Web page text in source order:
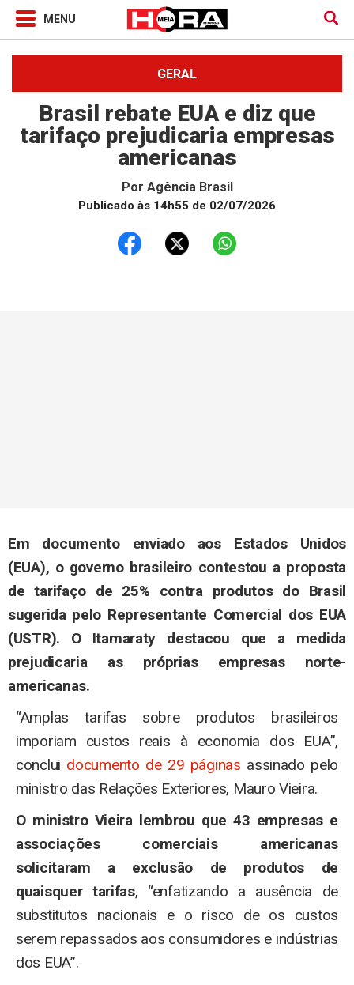
GERAL
Brasil rebate EUA e diz que
tarifaço prejudicaria empresas
americanas
Por Agência Brasil
Publicado às 14h55 de 02/07/2026
Em documento enviado aos Estados Unidos
(EUA), o governo brasileiro contestou a proposta
de tarifaço de 25% contra produtos do Brasil
sugerida pelo Representante Comercial dos EUA
(USTR). O Itamaraty destacou que a medida
prejudicaria as próprias empresas norte-
americanas.
“Amplas tarifas sobre produtos brasileiros
imporiam custos reais à economia dos EUA”,
conclui documento de 29 páginas assinado pelo
ministro das Relações Exteriores, Mauro Vieira.
O ministro Vieira lembrou que 43 empresas e
associações comerciais americanas
solicitaram a exclusão de produtos de
quaisquer tarifas, “enfatizando a ausência de
substitutos nacionais e o risco de os custos
serem repassados aos consumidores e indústrias
dos EUA”.